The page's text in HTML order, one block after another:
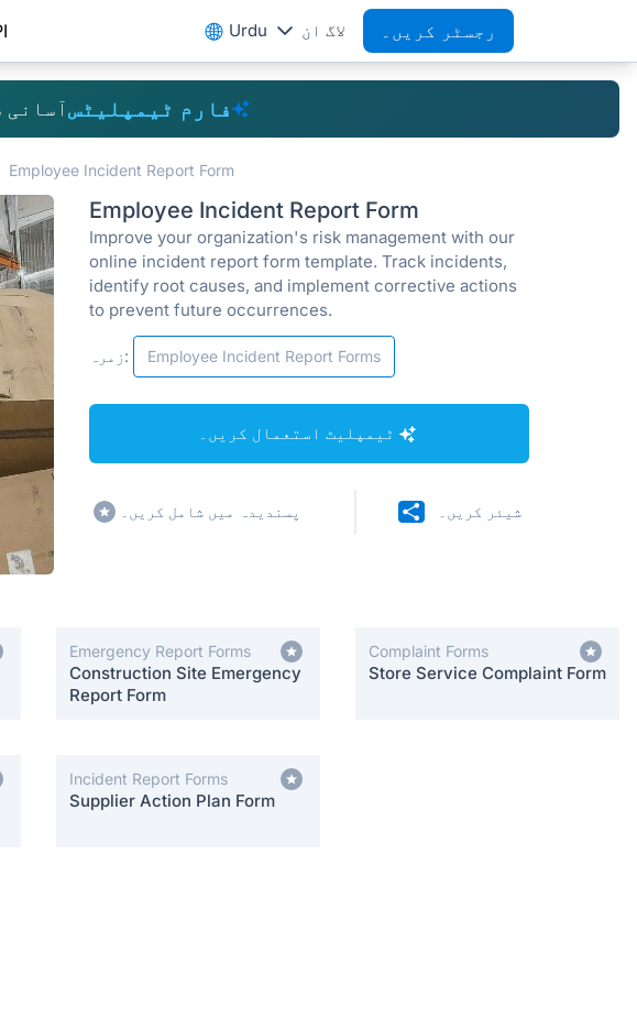
Urdu لاگ ان رجسٹر کریں۔
آسانیفارم ٹیمپلیٹس
Employee Incident Report Form
Employee Incident Report Form
Improve your organization's risk management with our
online incident report form template. Track incidents,
identify root causes, and implement corrective actions
to prevent future occurrences.
زمرہ: Employee Incident Report Forms
ٹیمپلیٹ استعمال کریں۔
پسندیدہ میں شامل کریں۔ شیئر کریں۔
Emergency Report Forms
Construction Site Emergency
Report Form
Complaint Forms
Store Service Complaint Form
Incident Report Forms
Supplier Action Plan Form